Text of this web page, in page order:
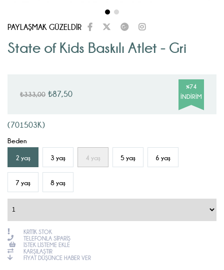
PAYLAŞMAK GÜZELDİR
State of Kids Baskılı Atlet - Gri
₺333,00 ₺87,50
%74
İNDIRIM
(701503K)
Beden
2 yaş 3 yaş 4 yaş 5 yaş 6 yaş
7 yaş 8 yaş
KRITIK STOK
TELEFONLA SIPARIŞ
İSTEK LISTEME EKLE
KARŞILAŞTIR
FIYAT DÜŞÜNCE HABER VER